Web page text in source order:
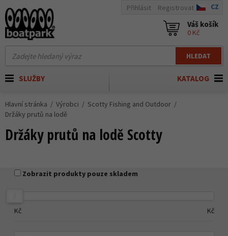
HLEDAT
Přihlásit Registrovat CZ
Váš košík
0 Kč
KATALOG
SLUŽBY
Hlavní stránka Výrobci
Scotty Fishing and Outdoor
Držáky prutů na lodě
Držáky prutů na lodě Scotty
Zobrazit produkty pouze skladem
Kč Kč